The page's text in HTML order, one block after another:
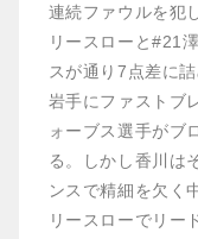
連続ファウルを犯
リースローと#21
スが通り7点差に
岩手にファストブ
ォーブス選手がブ
る。しかし香川は
ンスで精細を欠く
リースローでリー